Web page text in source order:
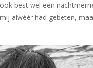
best wel een
alwéér had gebeten,